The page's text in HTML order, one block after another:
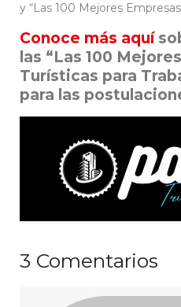
y “Las 100 Mejores
Conoce más aquí
las “Las 100
Turísticas para
para las
3 Comentarios